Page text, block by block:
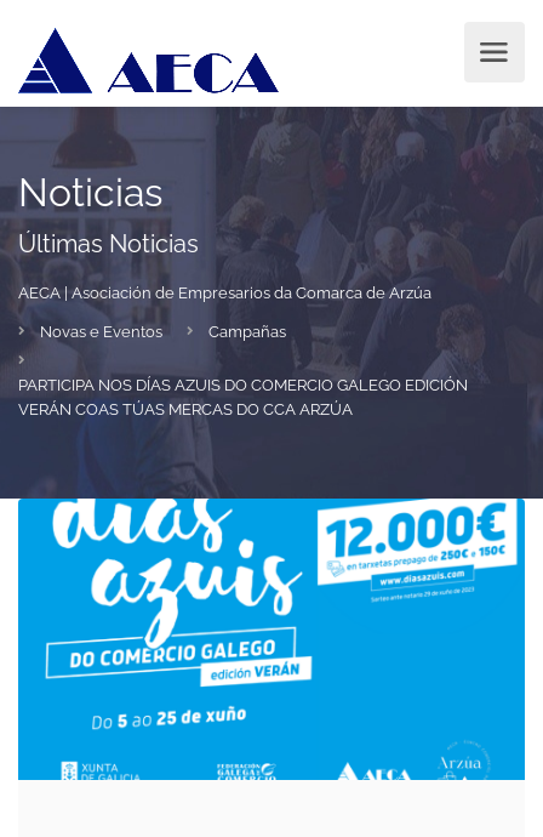
Noticias
Últimas Noticias
AECA | Asociación de Empresarios da Comarca de Arzúa
Novas e Eventos Campañas
PARTICIPA NOS DÍAS AZUIS DO COMERCIO GALEGO EDICIÓN
VERÁN COAS TÚAS MERCAS DO CCA ARZÚA